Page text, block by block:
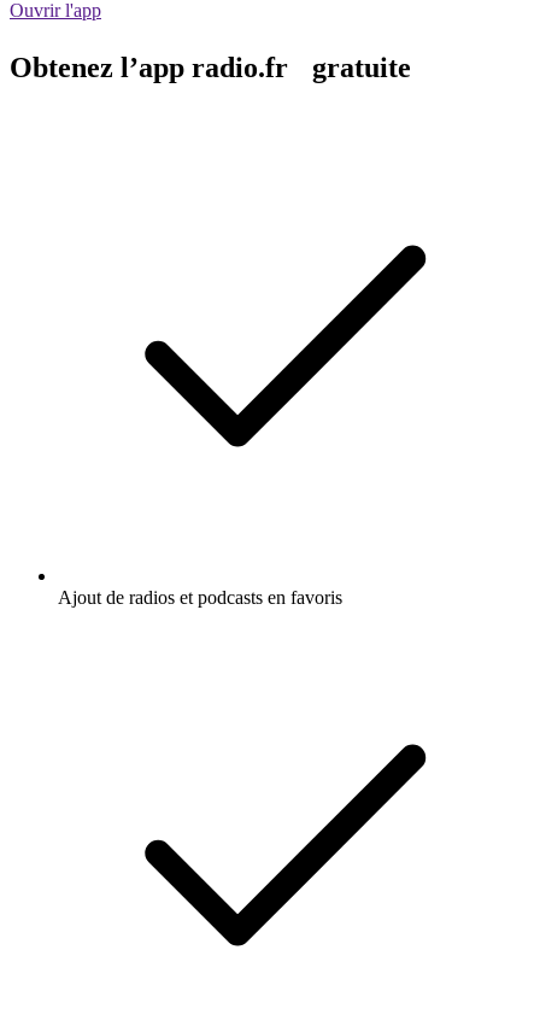
Ouvrir l'app
Obtenez l’app radio.fr gratuite
Ajout de radios et podcasts en favoris